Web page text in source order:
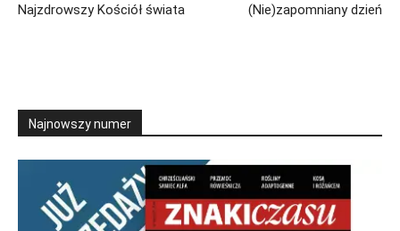
Najzdrowszy Kościół świata (Nie)zapomniany dzień
Najnowszy numer